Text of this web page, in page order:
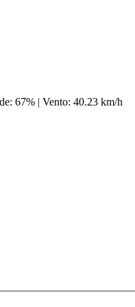
67% | Vento: 40.23 km/h